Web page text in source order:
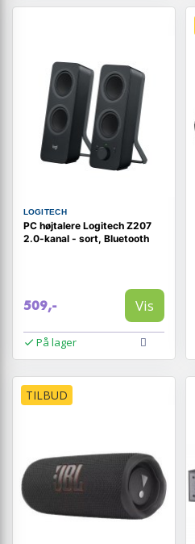
LOGITECH
PC højtalere Logitech Z207
2.0-kanal - sort, Bluetooth
509,- Vis
På lager
TILBUD